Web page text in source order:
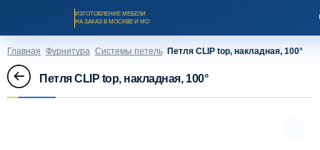
ИЗГОТОВЛЕНИЕ МЕБЕЛИ
НА ЗАКАЗ В МОСКВЕ И МО
Главная Фурнитура Системы петель Петля CLIP top, накладная, 100°
Петля CLIP top, накладная, 100°